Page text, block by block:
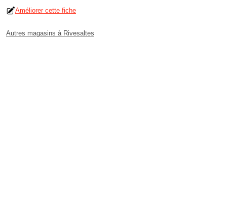
Améliorer cette fiche
Autres magasins à Rivesaltes